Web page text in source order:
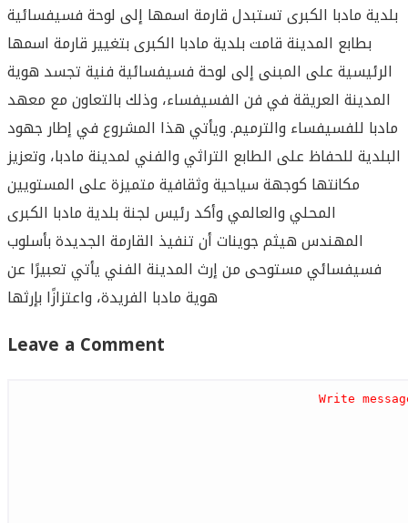
بلدية مادبا الكبرى تستبدل قارمة اسمها إلى لوحة فسيفسائية
بطابع المدينة قامت بلدية مادبا الكبرى بتغيير قارمة اسمها
الرئيسية على المبنى إلى لوحة فسيفسائية فنية تجسد هوية
المدينة العريقة في فن الفسيفساء، وذلك بالتعاون مع معهد
مادبا للفسيفساء والترميم. ويأتي هذا المشروع في إطار جهود
البلدية للحفاظ على الطابع التراثي والفني لمدينة مادبا، وتعزيز
مكانتها كوجهة سياحية وثقافية متميزة على المستويين
المحلي والعالمي وأكد رئيس لجنة بلدية مادبا الكبرى
المهندس هيثم جوينات أن تنفيذ القارمة الجديدة بأسلوب
فسيفسائي مستوحى من إرث المدينة الفني يأتي تعبيرًا عن
هوية مادبا الفريدة، واعتزازًا بإرثها
Leave a Comment